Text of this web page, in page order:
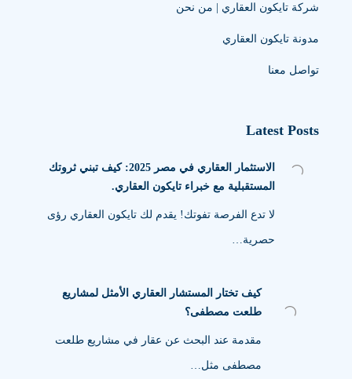
شركة تايكون العقاري | من نحن
مدونة تايكون العقاري
تواصل معنا
Latest Posts
الاستثمار العقاري في مصر 2025: كيف تبني ثروتك
المستقبلية مع خبراء تايكون العقاري.
لا تدع الفرصة تفوتك! يقدم لك تايكون العقاري رؤى
حصرية…
كيف تختار المستشار العقاري الأمثل لمشاريع
طلعت مصطفى؟
مقدمة عند البحث عن عقار في مشاريع طلعت
مصطفى مثل…